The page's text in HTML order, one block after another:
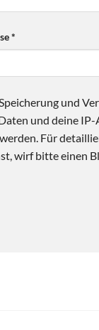
*
und
und deine
Für
wirf bitte einen